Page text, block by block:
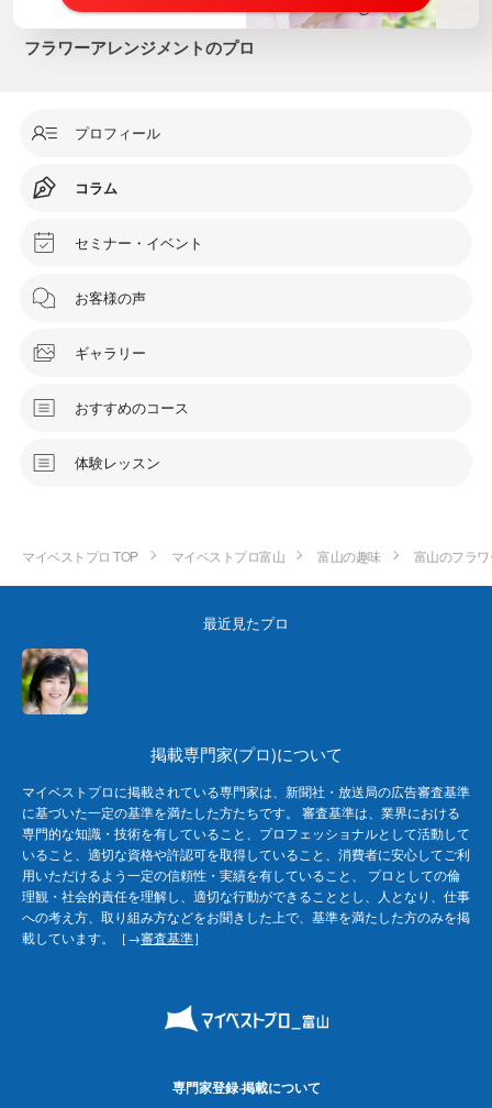
フラワーアレンジメントのプロ
プロフィール
コラム
セミナー・イベント
お客様の声
ギャラリー
おすすめのコース
体験レッスン
マイベストプロ TOP マイベストプロ富山 富山の趣味 富山のフラ
最近見たプロ
掲載専門家(プロ)について
マイベストプロに掲載されている専門家は、新聞社・放送局の広告審査基準
に基づいた一定の基準を満たした方たちです。 審査基準は、業界における
専門的な知識・技術を有していること、プロフェッショナルとして活動して
いること、適切な資格や許認可を取得していること、消費者に安心してご利
用いただけるよう一定の信頼性・実績を有していること、 プロとしての倫
理観・社会的責任を理解し、適切な行動ができることとし、人となり、仕事
への考え方、取り組み方などをお聞きした上で、基準を満たした方のみを掲
載しています。［→審査基準］
専門家登録·掲載について